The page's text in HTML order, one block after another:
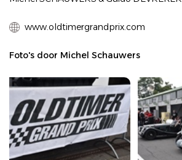
www.oldtimergrandprix.com
Foto's door Michel Schauwers